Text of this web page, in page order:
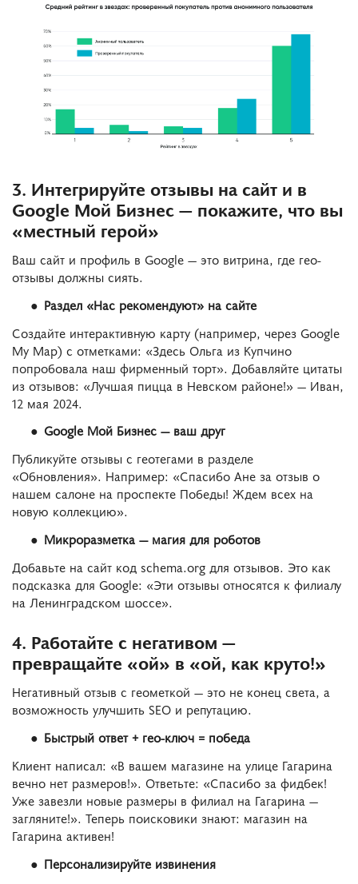
3. Интегрируйте отзывы на сайт и в
Google Мой Бизнес — покажите, что вы
«местный герой»
Ваш сайт и профиль в Google — это витрина, где гео-
отзывы должны сиять.
Раздел «Нас рекомендуют» на сайте
Создайте интерактивную карту (например, через Google
My Map) с отметками: «Здесь Ольга из Купчино
попробовала наш фирменный торт». Добавляйте цитаты
из отзывов: «Лучшая пицца в Невском районе!» — Иван,
12 мая 2024.
Google Мой Бизнес — ваш друг
Публикуйте отзывы с геотегами в разделе
«Обновления». Например: «Спасибо Ане за отзыв о
нашем салоне на проспекте Победы! Ждем всех на
новую коллекцию».
Микроразметка — магия для роботов
Добавьте на сайт код schema.org для отзывов. Это как
подсказка для Google: «Эти отзывы относятся к филиалу
на Ленинградском шоссе».
4. Работайте с негативом —
превращайте «ой» в «ой, как круто!»
Негативный отзыв с геометкой — это не конец света, а
возможность улучшить SEO и репутацию.
Быстрый ответ + гео-ключ = победа
Клиент написал: «В вашем магазине на улице Гагарина
вечно нет размеров!». Ответьте: «Спасибо за фидбек!
Уже завезли новые размеры в филиал на Гагарина —
загляните!». Теперь поисковики знают: магазин на
Гагарина активен!
Персонализируйте извинения